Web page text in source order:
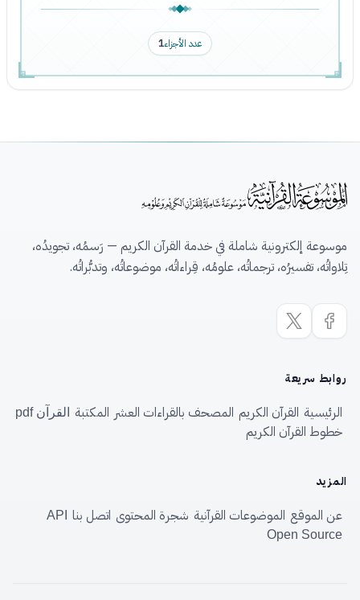
عدد الأجزاء1
موسوعة إلكترونية شاملة في خدمة القرآن الكريم — رَسمُه، تجويدُه،
تِلاواتُه، تفسيرُه، ترجماتُه، علومُه، قِراءاتُه، موضوعاتُه، وتدبُّراتُه.
روابط سريعة
الرئيسية القرآن الكريم المصحف بالقراءات العشر المكتبة القرآن pdf
خطوط القرآن الكريم
المزيد
عن الموقع الموضوعات القرآنية شجرة المحتوى اتصل بنا
API
Open Source